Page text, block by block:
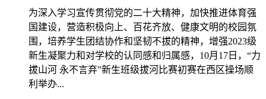
为深入学习宣传贯彻党的二十大精神，加快推进体育强
国建设，营造积极向上、百花齐放、健康文明的校园氛
围，培养学生团结协作和坚韧不拔的精神，增强2023级
新生凝聚力和对学校的认同感和归属感，10月17日，“力
拔山河 永不言弃”新生班级拔河比赛初赛在西区操场顺
利举办...